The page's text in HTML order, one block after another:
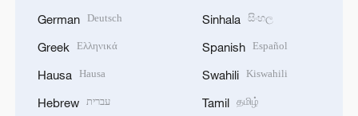
German Deutsch
Greek Ελληνικά
Hausa Hausa
Hebrew עברית
Sinhala සිංහල
Spanish Español
Swahili Kiswahili
Tamil தமிழ்